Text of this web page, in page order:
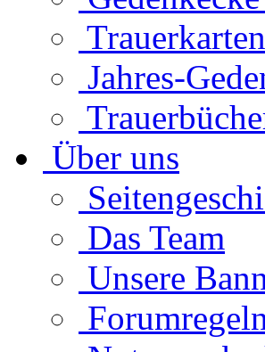
Trauerkarten
Jahres-
Über uns
Das Team
Unsere